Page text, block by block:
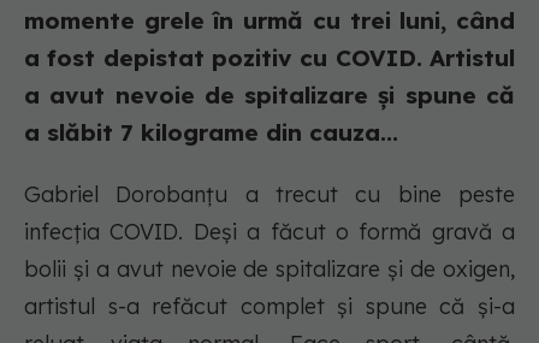
momente grele în urmă cu trei luni, când
a fost depistat pozitiv cu COVID. Artistul
a avut nevoie de spitalizare și spune că
a slăbit 7 kilograme din cauza...
Gabriel Dorobanțu a trecut cu bine peste
infecția COVID. Deși a făcut o formă gravă a
bolii și a avut nevoie de spitalizare și de oxigen,
artistul s-a refăcut complet și spune că și-a